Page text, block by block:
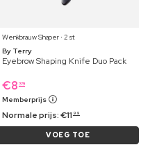
Wenkbrauw Shaper ⋅ 2 st
By Terry
Eyebrow Shaping Knife Duo Pack
€8 39
Memberprijs
Normale prijs:€11 99
VOEG TOE